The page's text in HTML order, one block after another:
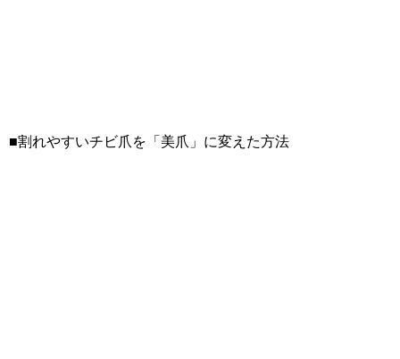
■割れやすいチビ爪を「美爪」に変えた方法